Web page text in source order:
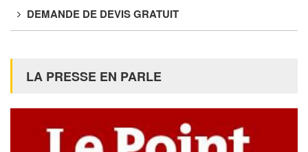
DEMANDE DE DEVIS GRATUIT
LA PRESSE EN PARLE